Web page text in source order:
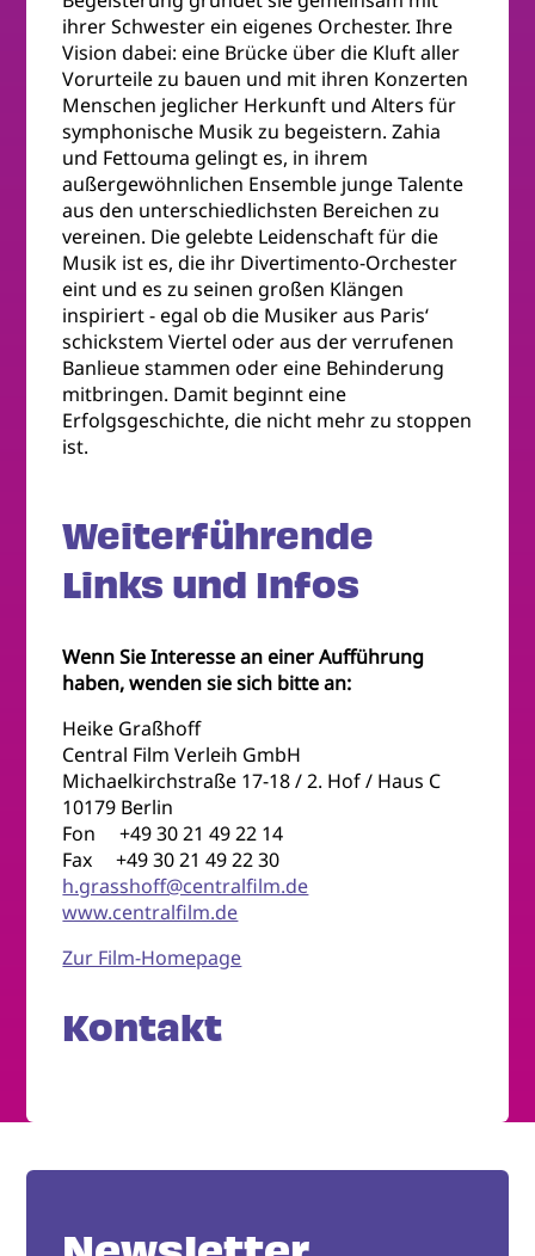
ihrer Schwester ein eigenes Orchester. Ihre
Vision dabei: eine Brücke über die Kluft aller
Vorurteile zu bauen und mit ihren Konzerten
Menschen jeglicher Herkunft und Alters für
symphonische Musik zu begeistern. Zahia
und Fettouma gelingt es, in ihrem
außergewöhnlichen Ensemble junge Talente
aus den unterschiedlichsten Bereichen zu
vereinen. Die gelebte Leidenschaft für die
Musik ist es, die ihr Divertimento-Orchester
eint und es zu seinen großen Klängen
inspiriert - egal ob die Musiker aus Paris‘
schickstem Viertel oder aus der verrufenen
Banlieue stammen oder eine Behinderung
mitbringen. Damit beginnt eine
Erfolgsgeschichte, die nicht mehr zu stoppen
ist.
Weiterführende
Links und Infos
Wenn Sie Interesse an einer Aufführung
haben, wenden sie sich bitte an:
Heike Graßhoff
Central Film Verleih GmbH
Michaelkirchstraße 17-18 / 2. Hof / Haus C
10179 Berlin
Fon +49 30 21 49 22 14
Fax +49 30 21 49 22 30
h.grasshoff@centralfilm.de
www.centralfilm.de
Zur Film-Homepage
Kontakt